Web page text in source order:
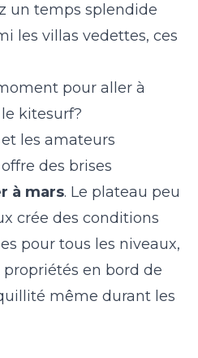
un temps splendide
les villas vedettes, ces
pour aller à
kitesurf?
les amateurs
offre des brises
à mars. Le plateau peu
crée des conditions
pour tous les niveaux,
en bord de
même durant les